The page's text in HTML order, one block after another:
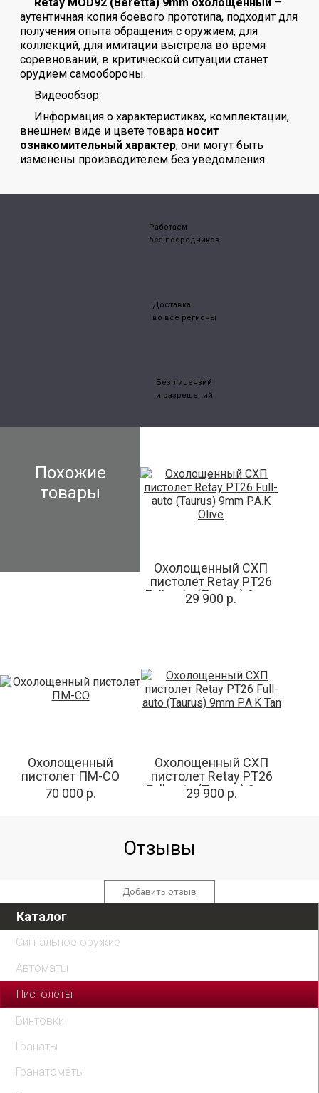
аутентичная копия боевого прототипа, подходит для
получения опыта обращения с оружием, для
коллекций, для имитации выстрела во время
соревнований, в критической ситуации станет
орудием самообороны.
Видеообзор:
Информация о характеристиках, комплектации,
внешнем виде и цвете товара носит
ознакомительный характер; они могут быть
изменены производителем без уведомления.
Работаем
без посредников
Доставка
во все регионы
Без лицензий
и разрешений
Похожие
товары
Охолощенный СХП
пистолет Retay PT26
Full-auto (Taurus) 9mm
P.A.K Olive
29 900 р.
Охолощенный
пистолет ПМ-СО
70 000 р.
Охолощенный СХП
пистолет Retay PT26
Full-auto (Taurus) 9mm
P.A.K Tan
29 900 р.
Отзывы
Добавить отзыв
Каталог
Сигнальное оружие
Автоматы
Пистолеты
Винтовки
Гранаты
Гранатомёты